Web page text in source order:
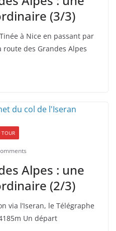
(3/3)
à Nice en passant par
des Grandes Alpes
TOUR
Alpes : une
(2/3)
via l’Iseran, le Télégraphe
Un départ